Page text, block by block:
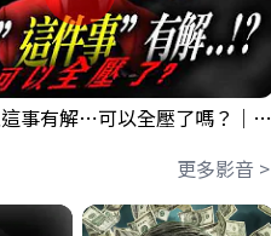
【獨家】週五這事有解⋯可以全壓了嗎？｜錢進大趨勢 Mr.智霖 陳 2026/08/06
更多影音 >